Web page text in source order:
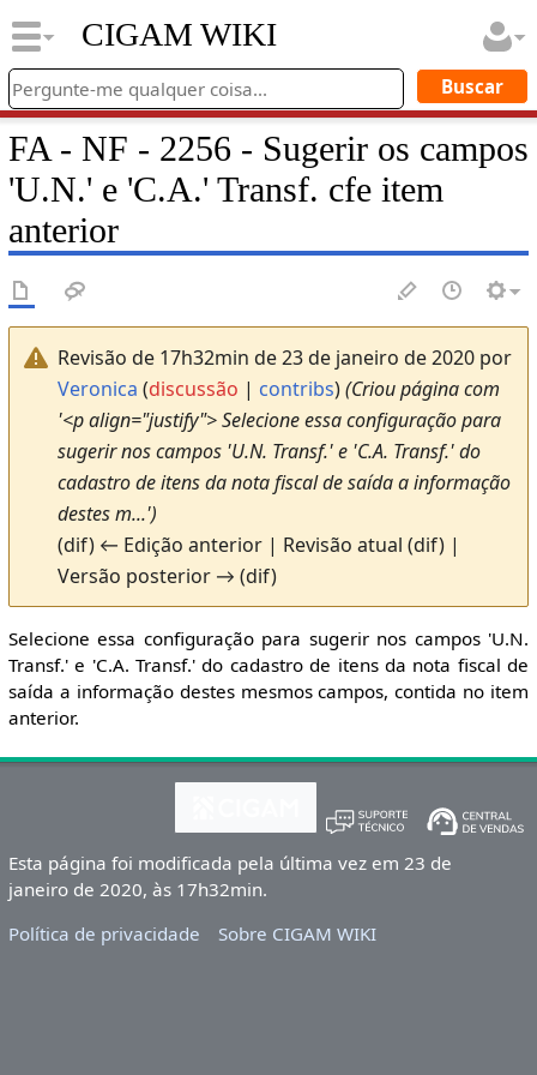
CIGAM WIKI
FA - NF - 2256 - Sugerir os campos
'U.N.' e 'C.A.' Transf. cfe item
anterior
Revisão de 17h32min de 23 de janeiro de 2020 por
Veronica (discussão | contribs)(Criou página com
'<p align="justify"> Selecione essa configuração para
sugerir nos campos 'U.N. Transf.' e 'C.A. Transf.' do
cadastro de itens da nota fiscal de saída a informação
destes m...')
(dif) ← Edição anterior | Revisão atual (dif) |
Versão posterior → (dif)
Selecione essa configuração para sugerir nos campos 'U.N.
Transf.' e 'C.A. Transf.' do cadastro de itens da nota fiscal de
saída a informação destes mesmos campos, contida no item
anterior.
Esta página foi modificada pela última vez em 23 de
janeiro de 2020, às 17h32min.
Política de privacidade
Sobre CIGAM WIKI